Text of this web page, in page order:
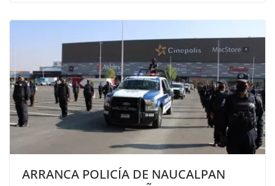
ARRANCA POLICÍA DE NAUCALPAN